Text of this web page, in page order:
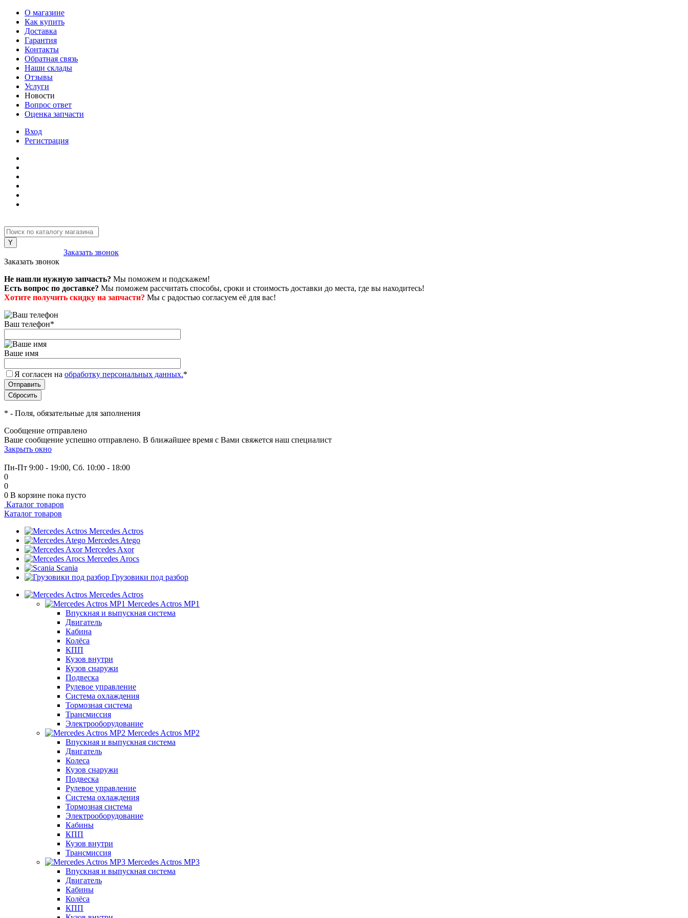
О магазине
Как купить
Доставка
Гарантия
Контакты
Обратная связь
Наши склады
Отзывы
Услуги
Новости
Вопрос ответ
Оценка запчасти
Вход
Регистрация
Заказать звонок
Заказать звонок
Не нашли нужную запчасть? Мы поможем и подскажем!
Есть вопрос по доставке? Мы поможем рассчитать способы, сроки и стоимость доставки до места, где вы находитесь!
Хотите получить скидку на запчасти? Мы с радостью согласуем её для вас!
Ваш телефон*
Ваше имя
Я согласен на обработку персональных данных.*
* - Поля, обязательные для заполнения
Сообщение отправлено
Ваше сообщение успешно отправлено. В ближайшее время с Вами свяжется наш специалист
Закрыть окно
Пн-Пт 9:00 - 19:00, Сб. 10:00 - 18:00
0
0
0 В корзине пока пусто
Каталог товаров
Каталог товаров
Mercedes Actros
Mercedes Atego
Mercedes Axor
Mercedes Arocs
Scania
Грузовики под разбор
Mercedes Actros
Mercedes Actros MP1
Впускная и выпускная система
Двигатель
Кабина
Колёса
КПП
Кузов внутри
Кузов снаружи
Подвеска
Рулевое управление
Система охлаждения
Тормозная система
Трансмиссия
Электрооборудование
Mercedes Actros MP2
Впускная и выпускная система
Двигатель
Колеса
Кузов снаружи
Подвеска
Рулевое управление
Система охлаждения
Тормозная система
Электрооборудование
Кабины
КПП
Кузов внутри
Трансмиссия
Mercedes Actros MP3
Впускная и выпускная система
Двигатель
Кабины
Колёса
КПП